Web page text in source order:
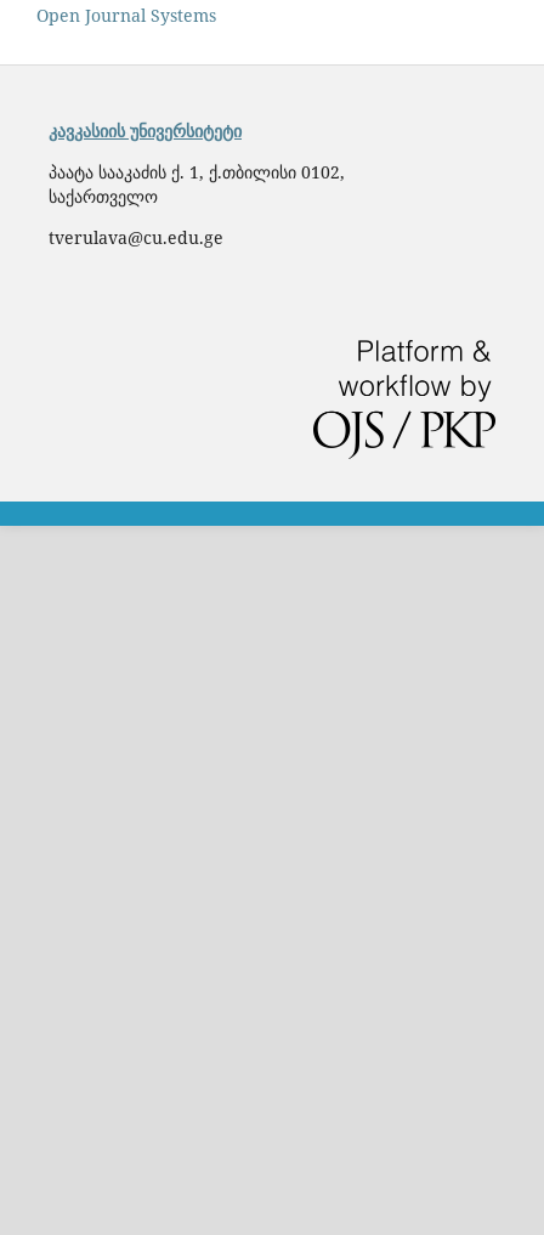
Open Journal Systems
კავკასიის უნივერსიტეტი
პაატა სააკაძის ქ. 1, ქ.თბილისი 0102,
საქართველო
tverulava@cu.edu.ge